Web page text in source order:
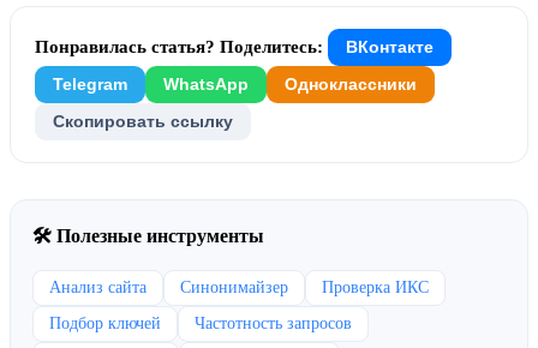
Понравилась статья? Поделитесь: ВКонтакте
Telegram WhatsApp Одноклассники
Скопировать ссылку
🛠 Полезные инструменты
Анализ сайта Синонимайзер
Проверка ИКС
Подбор ключей
Частотность запросов